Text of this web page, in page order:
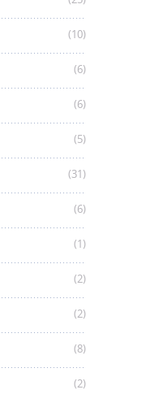
(10)
(6)
(6)
(5)
(31)
(6)
(1)
(2)
(2)
(8)
(2)